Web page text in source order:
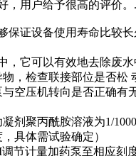
，用户给予很高的评价。
保证设备使用寿命比较
，它可以有效地去除废
，检查联接部位是否松
空压机转向是否正确
剂聚丙酰胺溶液为1/
具体需试验确定）
节计量加药泵至相应